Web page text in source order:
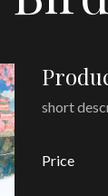
short
Price